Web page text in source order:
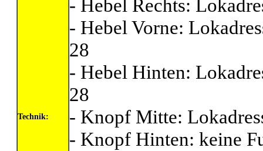
Technik:
- Hebel Rechts:
- Hebel Vorne:
28
- Hebel Hinten:
28
- Knopf Mitte:
- Knopf Hinten: keine